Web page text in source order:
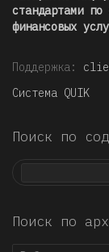
стандартами
финансовых
Поддержка:
Система QUIK
Поиск по
Поиск по